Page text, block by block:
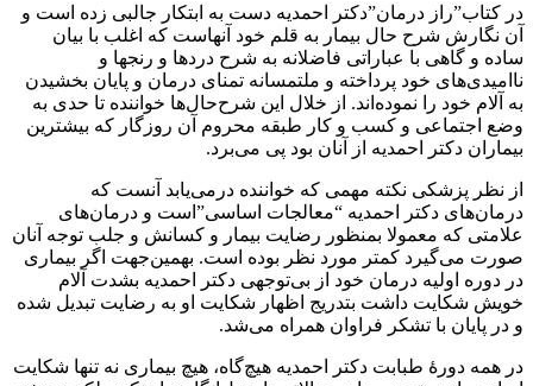
در كتاب”راز درمان”دكتر احمديه دست به ابتكار جالبى زده است و
آن نگارش شرح حال بيمار به قلم خود آنهاست كه اغلب با بيان
ساده و گاهى با عباراتى فاضلانه به شرح دردها و رنجها و
نااميدى‌هاى خود پرداخته و ملتمسانه تمناى درمان و پايان بخشيدن
به آلام خود را نموده‌اند. از خلال اين شرح‌حال‌ها خواننده تا حدى به
وضع اجتماعى و كسب و كار طبقه محروم آن روزگار كه بيشترين
بيماران دكتر احمديه از آنان بود پى مى‌برد.
از نظر پزشكى نكته مهمى كه خواننده درمى‌يابد آنست كه
درمان‌هاى دكتر احمديه “معالجات اساسى”است و درمان‌هاى
علامتى كه معمولا بمنظور رضايت بيمار و كسانش و جلب توجه آنان
صورت مى‌گيرد كمتر مورد نظر بوده است. بهمين‌جهت اگر بيمارى
در دوره اوليه درمان خود از بى‌توجهى دكتر احمديه بشدت آلام
خويش شكايت داشت بتدريج اظهار شكايت او به رضايت تبديل شده
و در پايان با تشكر فراوان همراه مى‌شد.
در همه دورۀ طبابت دكتر احمديه هيچ‌گاه، هيچ بيمارى نه تنها شكايت